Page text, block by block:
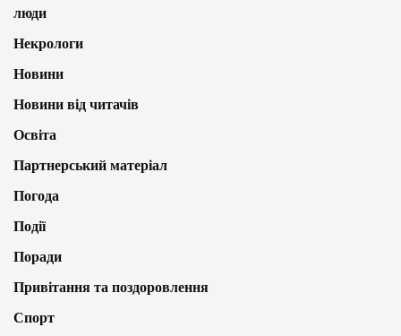
люди
Некрологи
Новини
Новини від читачів
Освіта
Партнерський матеріал
Погода
Події
Поради
Привітання та поздоровлення
Спорт